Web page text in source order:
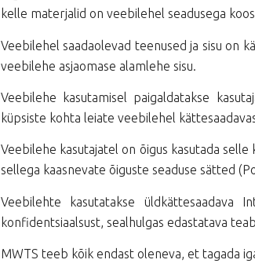
kelle materjalid on veebilehel seadusega
Veebilehel saadaolevad teenused ja sisu on
veebilehe asjaomase alamlehe sisu.
Veebilehe kasutamisel paigaldatakse
küpsiste kohta leiate veebilehel
Veebilehe kasutajatel on õigus kasutada
sellega kaasnevate õiguste seaduse sätted
Veebilehte kasutatakse üldkättesaadava
konfidentsiaalsust, sealhulgas edastatava
MWTS teeb kõik endast oleneva, et tagada